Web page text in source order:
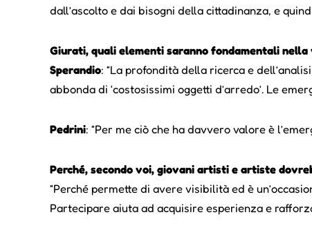
dall’ascolto e dai bisogni della cittadinanza, e
Giurati, quali elementi saranno fondamentali
Sperandio: “La profondità della ricerca e
abbonda di ‘costosissimi oggetti d’arredo’. Le
Pedrini: “Per me ciò che ha davvero valore è
Perché, secondo voi, giovani artisti e artiste
“Perché permette di avere visibilità ed è
Partecipare aiuta ad acquisire esperienza e